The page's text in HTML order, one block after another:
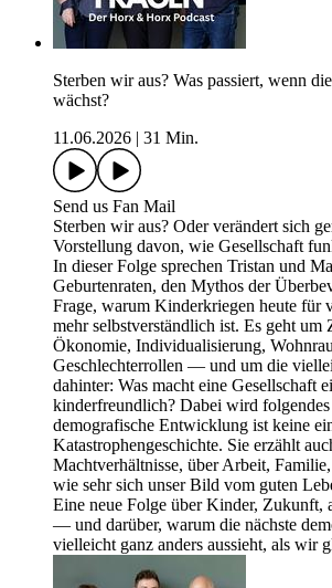
Sterben wir aus? Was passiert, wenn
wächst?
11.06.2026
31 Min.
Send us Fan Mail
Sterben wir aus? Oder verändert sich
Vorstellung davon, wie Gesellschaft
In dieser Folge sprechen Tristan und
Geburtenraten, den Mythos der
Frage, warum Kinderkriegen heute für
mehr selbstverständlich ist. Es geht um
Ökonomie, Individualisierung,
Geschlechterrollen — und um die
dahinter: Was macht eine Gesellschaft
kinderfreundlich? Dabei wird
demografische Entwicklung ist keine
Katastrophengeschichte. Sie erzählt
Machtverhältnisse, über Arbeit,
wie sehr sich unser Bild vom guten
Eine neue Folge über Kinder, Zukunft,
— und darüber, warum die nächste
vielleicht ganz anders aussieht, als wir